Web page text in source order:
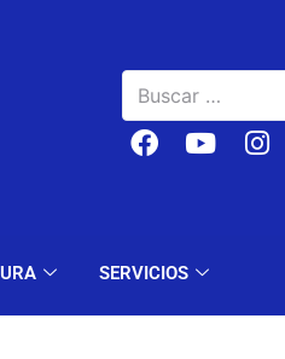
SERVICIOS
EDUCACIÓN Y CULTURA